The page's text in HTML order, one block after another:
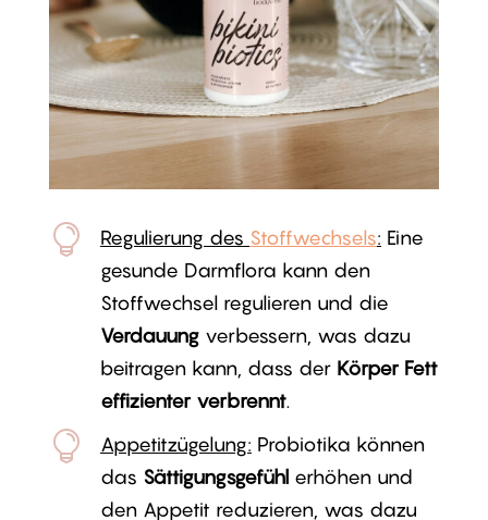
 Regulierung des Stoffwechsels: Eine
gesunde Darmflora kann den
Stoffwechsel regulieren und die
Verdauungverbessern, was dazu
beitragen kann, dass derKörper Fett
effizienter verbrennt.
 Appetitzügelung: Probiotika können
das Sättigungsgefühl erhöhen und
den Appetit reduzieren, was dazu